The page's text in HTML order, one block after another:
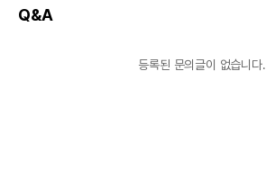
Q&A
등록된 문의글이 없습니다.